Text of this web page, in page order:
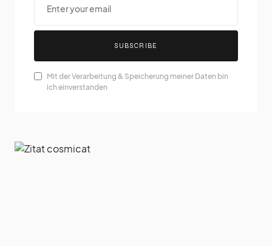
SUBSCRIBE
Mit der Verarbeitung & Speicherung meiner Daten bin
ich einverstanden